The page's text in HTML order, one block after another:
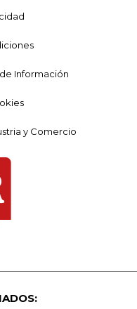
Información
y Comercio